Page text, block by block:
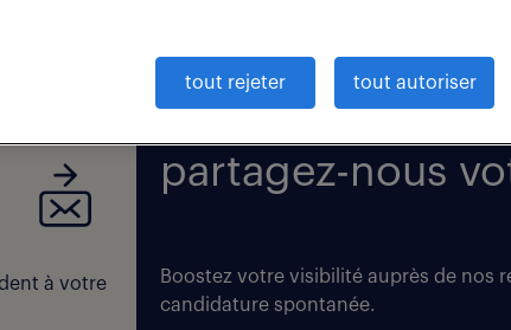
à vos critères de recherche. Modifiez vos
à votre
partagez-nous
Boostez votre visibilité auprès de nos
candidature spontanée.
tout rejeter tout autoriser